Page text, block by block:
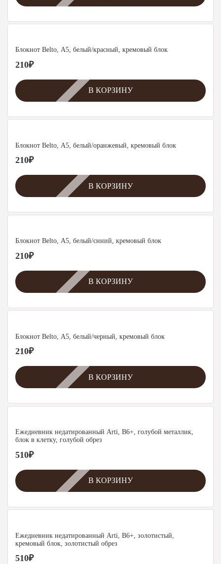
Блокнот Belto, А5, белый/красный, кремовый блок
210₽
В КОРЗИНУ
Блокнот Belto, А5, белый/оранжевый, кремовый блок
210₽
В КОРЗИНУ
Блокнот Belto, А5, белый/синий, кремовый блок
210₽
В КОРЗИНУ
Блокнот Belto, А5, белый/черный, кремовый блок
210₽
В КОРЗИНУ
Ежедневник недатированный Arti, B6+, голубой металлик,
блок в клетку, голубой обрез
510₽
В КОРЗИНУ
Ежедневник недатированный Arti, B6+, золотистый,
кремовый блок, золотистый обрез
510₽